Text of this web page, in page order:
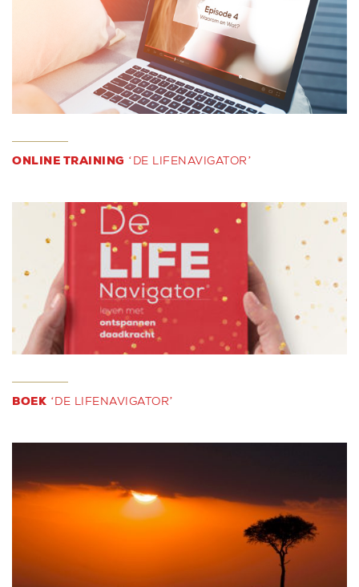
ONLINE TRAINING ‘DE LIFENAVIGATOR’
BOEK ‘DE LIFENAVIGATOR’